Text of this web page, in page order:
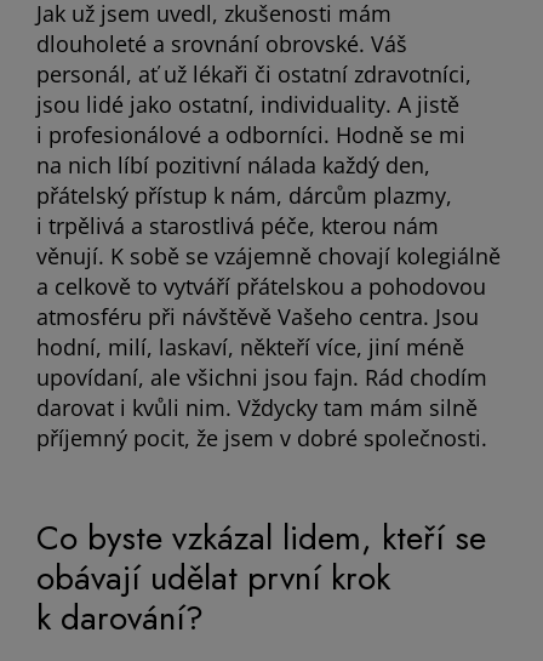
Jak už jsem uvedl, zkušenosti mám
dlouholeté a srovnání obrovské. Váš
personál, ať už lékaři či ostatní zdravotníci,
jsou lidé jako ostatní, individuality. A jistě
i profesionálové a odborníci. Hodně se mi
na nich líbí pozitivní nálada každý den,
přátelský přístup k nám, dárcům plazmy,
i trpělivá a starostlivá péče, kterou nám
věnují. K sobě se vzájemně chovají kolegiálně
a celkově to vytváří přátelskou a pohodovou
atmosféru při návštěvě Vašeho centra. Jsou
hodní, milí, laskaví, někteří více, jiní méně
upovídaní, ale všichni jsou fajn. Rád chodím
darovat i kvůli nim. Vždycky tam mám silně
příjemný pocit, že jsem v dobré společnosti.
Co byste vzkázal lidem, kteří se
obávají udělat první krok
k darování?